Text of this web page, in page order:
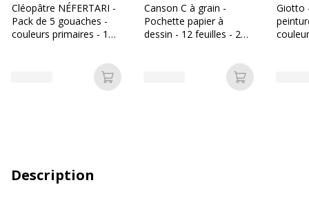
Cléopâtre NÉFERTARI -
Pack de 5 gouaches -
couleurs primaires - 10
Ajouter au panier
Canson C à grain -
Pochette papier à
dessin - 12 feuilles - 24
Ajouter au
Giotto
Description